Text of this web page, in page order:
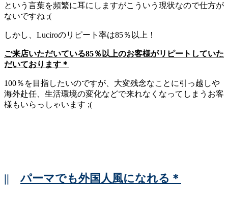
という言葉を頻繁に耳にしますがこういう現状なので仕方が
ないですね ;(
しかし、Luciroのリピート率は85％以上！
ご来店いただいている85％以上のお客様がリピートしていた
だいております＊
100％を目指したいのですが、大変残念なことに引っ越しや
海外赴任、生活環境の変化などで来れなくなってしまうお客
様もいらっしゃいます ;(
||パーマでも外国人風になれる＊